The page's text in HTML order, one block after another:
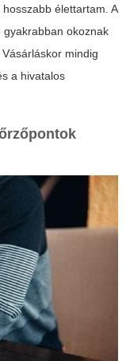
élettartam. A
okoznak
mindig
a hivatalos